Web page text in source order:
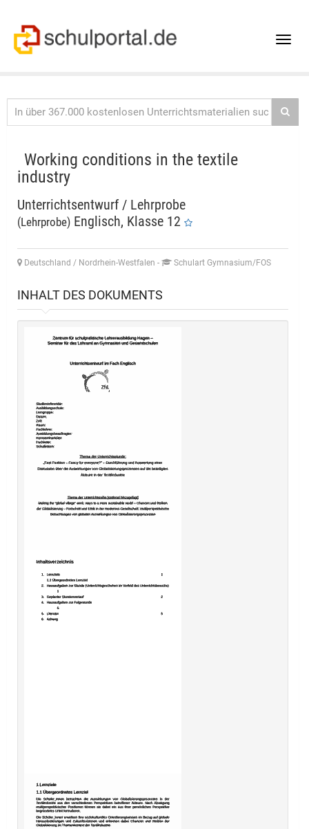
Toggle
Working conditions in the textile
industry
Unterrichtsentwurf / Lehrprobe
(Lehrprobe) Englisch, Klasse 12
Deutschland / Nordrhein-Westfalen - Schulart Gymnasium/FOS
INHALT DES DOKUMENTS